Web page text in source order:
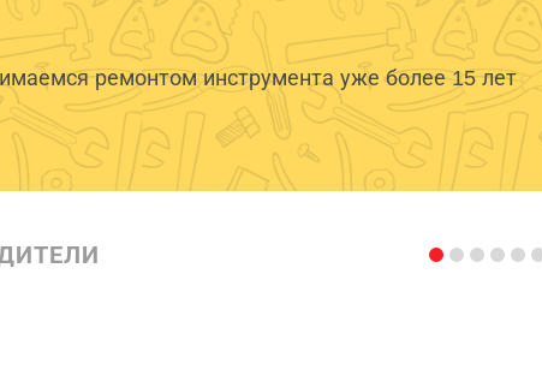
ремонтом инструмента уже более 15 лет